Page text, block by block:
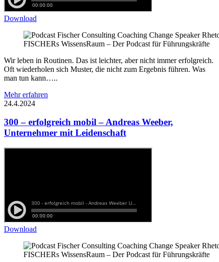
Download
FISCHERs WissensRaum – Der Podcast für Führungskräfte
Wir leben in Routinen. Das ist leichter, aber nicht immer erfolgreich.
Oft wiederholen sich Muster, die nicht zum Ergebnis führen. Was
man tun kann…..
Mehr erfahren
24.4.2024
300 – erfolgreich mobil – Andreas Weeber,
Unternehmer mit Leidenschaft
Download
FISCHERs WissensRaum – Der Podcast für Führungskräfte